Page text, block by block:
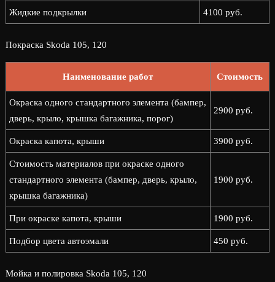
Жидкие подкрылки 4100 руб.
Покраска Skoda 105, 120
Наименование работ Стоимость
Окраска одного стандартного элемента (бампер,
дверь, крыло, крышка багажника, порог)
2900 руб.
Окраска капота, крыши 3900 руб.
Стоимость материалов при окраске одного
стандартного элемента (бампер, дверь, крыло,
крышка багажника)
1900 руб.
При окраске капота, крыши 1900 руб.
Подбор цвета автоэмали 450 руб.
Мойка и полировка Skoda 105, 120